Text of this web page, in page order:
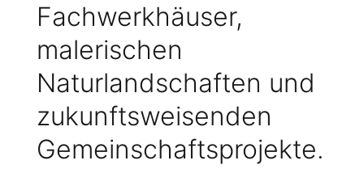
Fachwerkhäuser,
malerischen
Naturlandschaften und
zukunftsweisenden
Gemeinschaftsprojekte.